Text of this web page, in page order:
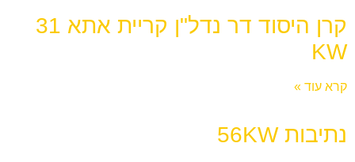
קרן היסוד דר נדל"ן קריית אתא 31
KW
קרא עוד »
נתיבות 56KW